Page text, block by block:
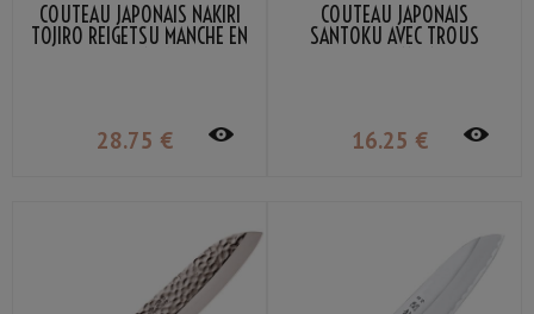
COUTEAU JAPONAIS NAKIRI
TOJIRO REIGETSU MANCHE EN
28.75 €
COUTEAU JAPONAIS
SANTOKU AVEC TROUS
16.25 €